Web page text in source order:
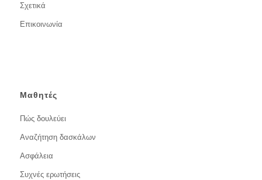
Σχετικά
Επικοινωνία
Μαθητές
Πώς δουλεύει
Αναζήτηση δασκάλων
Ασφάλεια
Συχνές ερωτήσεις